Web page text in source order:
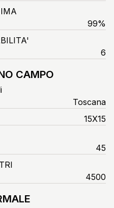
99%
6
CAMPO
Toscana
15X15
45
4500